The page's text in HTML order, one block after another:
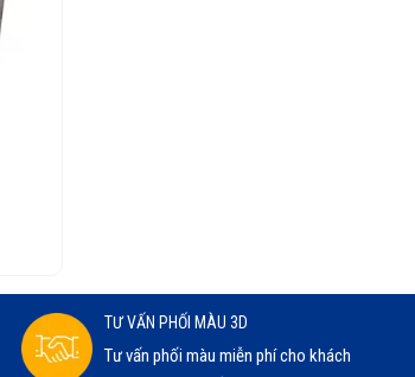
TƯ VẤN PHỐI MÀU 3D
Tư vấn phối màu miễn phí cho khách